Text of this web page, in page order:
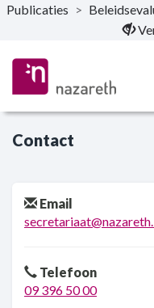
Naar hoofdinhoud
Publicaties >
Contact
Email
Telefoon
09 396 50 00